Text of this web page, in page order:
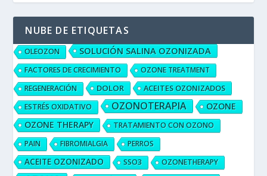
NUBE DE ETIQUETAS
OLEOZON SOLUCIÓN SALINA OZONIZADA
FACTORES DE CRECIMIENTO
OZONE TREATMENT
REGENERACIÓN
DOLOR ACEITES OZONIZADOS
ESTRÉS OXIDATIVO OZONOTERAPIA
OZONE
OZONE THERAPY
TRATAMIENTO CON OZONO
PAIN
FIBROMIALGIA PERROS
ACEITE OZONIZADO SSO3 OZONETHERAPY